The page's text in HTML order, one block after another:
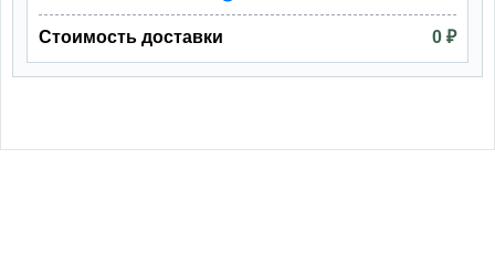
Стоимость доставки 0 ₽